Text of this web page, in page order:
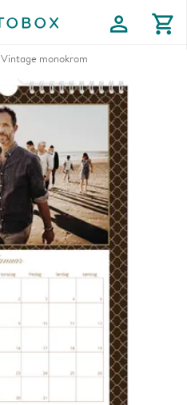
profile shopping_cart
Vintage monokrom